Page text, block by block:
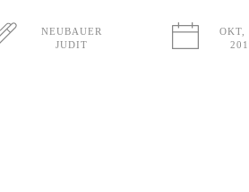
NEUBAUER
JUDIT
OKT,